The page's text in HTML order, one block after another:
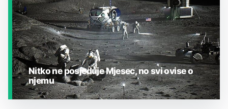
Nitko ne posjeduje Mjesec, no svi ovise o
njemu